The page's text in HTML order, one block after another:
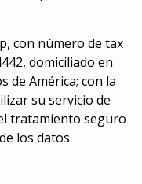
con número de tax
domiciliado en
de América; con la
su servicio de
tratamiento seguro
los datos